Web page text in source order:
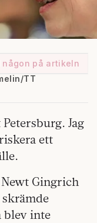
någon på artikeln
TT
Jag
ett
Gingrich
skrämde
blev inte